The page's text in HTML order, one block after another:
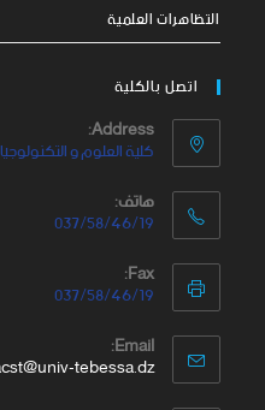
التظاهرات العلمية
اتصل بالكلية
Address:
كلية العلوم و التكنولوجيا
هاتف:
037/58/46/19
Fax:
037/58/46/19
Email:
tebessa.dz